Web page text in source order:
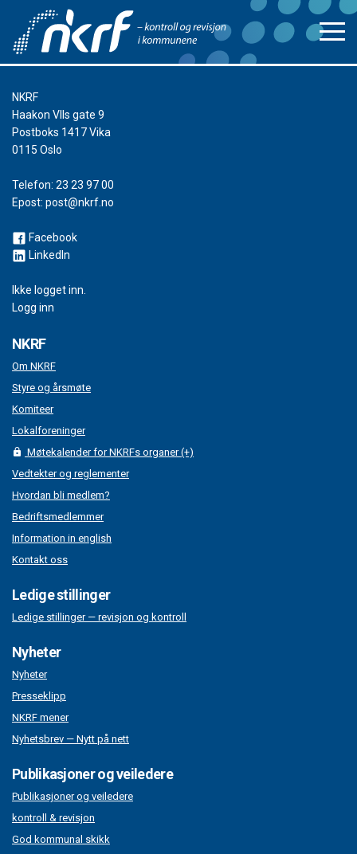
NKRF
Haakon VIIs gate 9
Postboks 1417 Vika
0115 Oslo
Telefon: 23 23 97 00
Epost: post@nkrf.no
Facebook
LinkedIn
Ikke logget inn.
Logg inn
NKRF
Om NKRF
Styre og årsmøte
Komiteer
Lokalforeninger
Møtekalender for NKRFs organer (+)
Vedtekter og reglementer
Hvordan bli medlem?
Bedriftsmedlemmer
Information in english
Kontakt oss
Ledige stillinger
Ledige stillinger — revisjon og kontroll
Nyheter
Nyheter
Presseklipp
NKRF mener
Nyhetsbrev — Nytt på nett
Publikasjoner og veiledere
Publikasjoner og veiledere
kontroll & revisjon
God kommunal skikk